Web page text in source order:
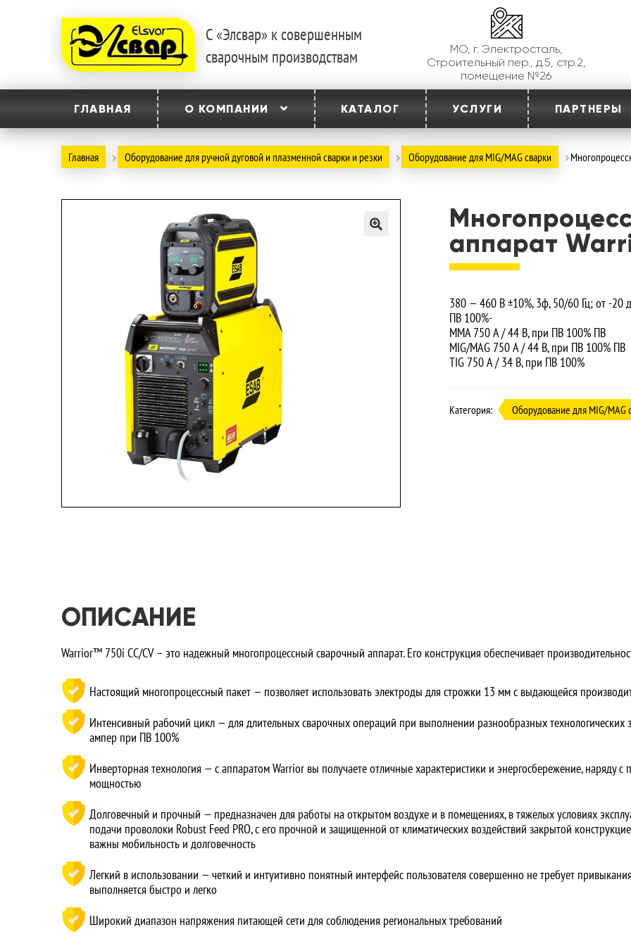
Перейти
к
Перейти
к
С «Элсвар» к совершенным
сварочным производствам
МО, г. Электросталь,
Строительный пер., д.5, стр.2,
помещение №26
ГЛАВНАЯ О КОМПАНИИ КАТАЛОГ УСЛУГИ ПАРТНЕРЫ
Главная Оборудование для ручной дуговой и плазменной сварки и резки Оборудование для MIG/MAG сварки
аппарат
380 — 460 В ±10%, 3ф, 50/60 Гц; от -20
ПВ 100%-
MMA 750 A / 44 В, при ПВ 100% ПВ
MIG/MAG 750 A / 44 В, при ПВ 100% ПВ
TIG 750 A / 34 В, при ПВ 100%
Категория: Оборудование для MIG/MAG
ОПИСАНИЕ
Warrior™ 750i CC/CV – это надежный многопроцессный сварочный аппарат. Его конструкция обеспечивает
Настоящий многопроцессный пакет — позволяет использовать электроды для строжки 13 мм с выдающейся
Интенсивный рабочий цикл — для длительных сварочных операций при выполнении разнообразных
ампер при ПВ 100%
Инверторная технология — с аппаратом Warrior вы получаете отличные характеристики и энергосбережение, наряду
мощностью
Долговечный и прочный — предназначен для работы на открытом воздухе и в помещениях, в тяжелых условиях
подачи проволоки Robust Feed PRO, с его прочной и защищенной от климатических воздействий закрытой
важны мобильность и долговечность
Легкий в использовании — четкий и интуитивно понятный интерфейс пользователя совершенно не требует
выполняется быстро и легко
Широкий диапазон напряжения питающей сети для соблюдения региональных требований